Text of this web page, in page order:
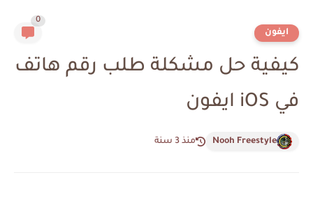
ايفون
0
كيفية حل مشكلة طلب رقم هاتف
في iOS ايفون
Nooh Freestyle منذ 3 سنة